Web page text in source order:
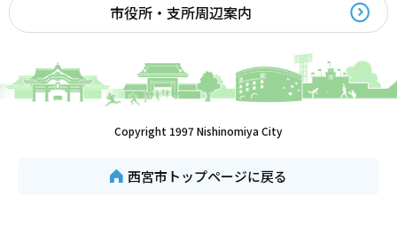
市役所・支所周辺案内
Copyright 1997 Nishinomiya City
西宮市トップページに戻る